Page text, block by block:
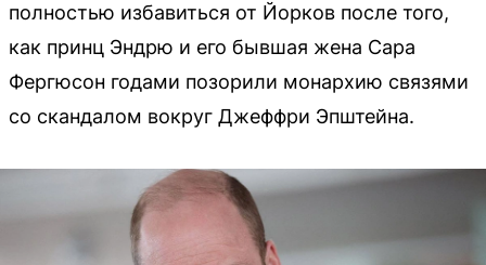
полностью избавиться от Йорков после того,
как принц Эндрю и его бывшая жена Сара
Фергюсон годами позорили монархию связями
со скандалом вокруг Джеффри Эпштейна.